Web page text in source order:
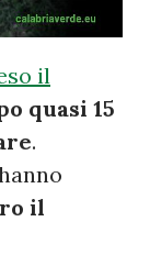
il
quasi 15
.
il